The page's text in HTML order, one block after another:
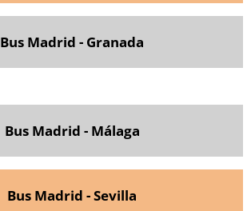
Bus Madrid - Granada
Bus Madrid - Málaga
Bus Madrid - Sevilla